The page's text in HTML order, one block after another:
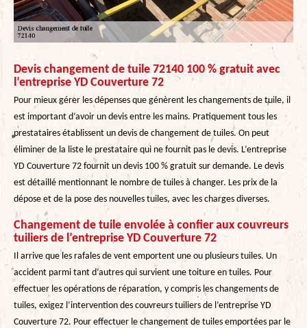
Devis changement de tuile 72140 100 % gratuit avec
l’entreprise YD Couverture 72
Pour mieux gérer les dépenses que génèrent les changements de tuile, il
est important d’avoir un devis entre les mains. Pratiquement tous les
prestataires établissent un devis de changement de tuiles. On peut
éliminer de la liste le prestataire qui ne fournit pas le devis. L’entreprise
YD Couverture 72 fournit un devis 100 % gratuit sur demande. Le devis
est détaillé mentionnant le nombre de tuiles à changer. Les prix de la
dépose et de la pose des nouvelles tuiles, avec les charges diverses.
Changement de tuile envolée à confier aux couvreurs
tuiliers de l’entreprise YD Couverture 72
Il arrive que les rafales de vent emportent une ou plusieurs tuiles. Un
accident parmi tant d’autres qui survient une toiture en tuiles. Pour
effectuer les opérations de réparation, y compris les changements de
tuiles, exigez l’intervention des couvreurs tuiliers de l’entreprise YD
Couverture 72. Pour effectuer le changement de tuiles emportées par le